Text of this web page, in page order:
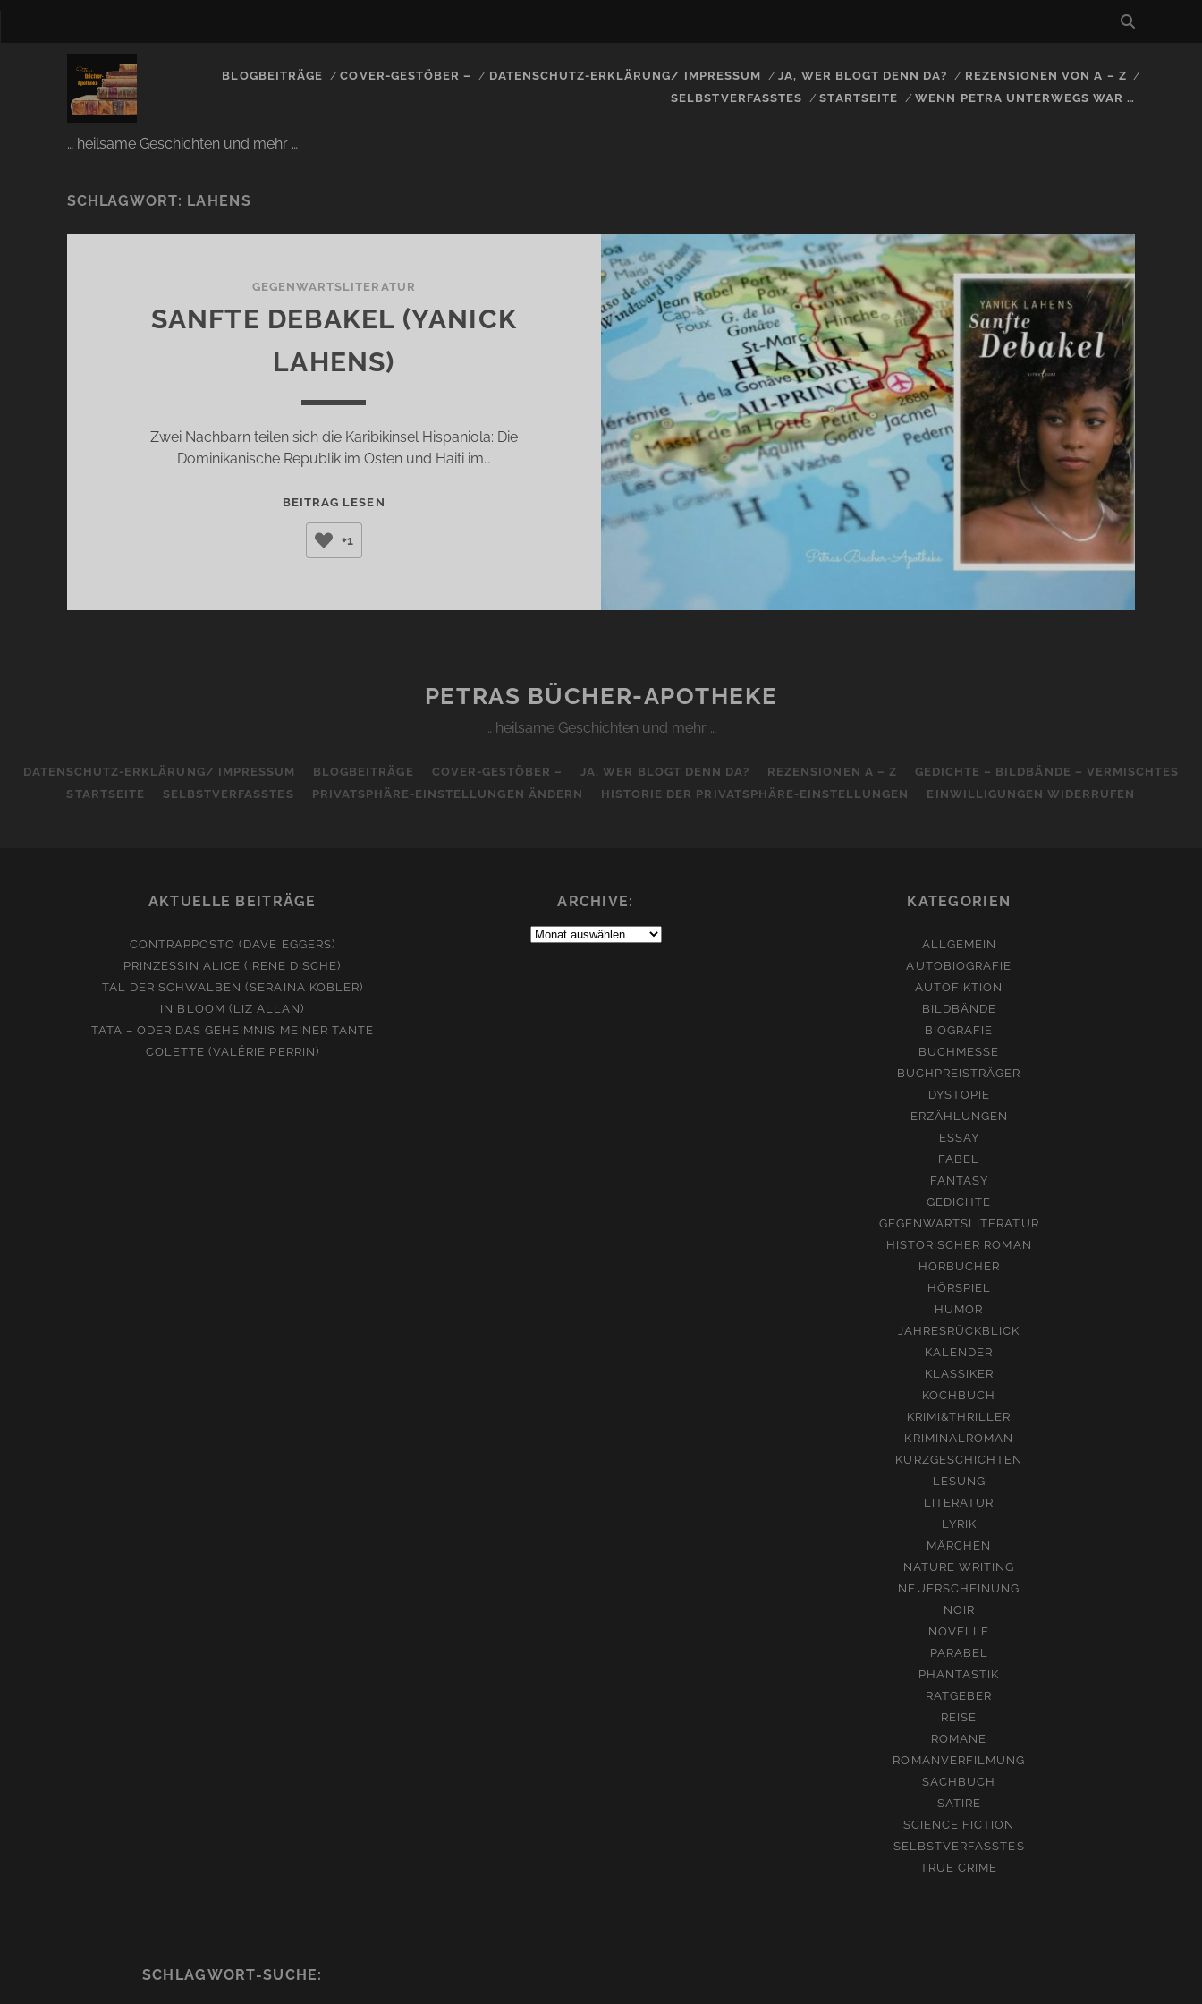
… heilsame Geschichten und mehr …
BLOGBEITRÄGE COVER-GESTÖBER – DATENSCHUTZ-ERKLÄRUNG/ IMPRESSUM JA, WER BLOGT DENN DA?
REZENSIONEN VON A – Z
SELBSTVERFASSTES
STARTSEITE WENN PETRA UNTERWEGS WAR …
SCHLAGWORT: LAHENS
GEGENWARTSLITERATUR
SANFTE DEBAKEL (YANICK
LAHENS)
Zwei Nachbarn teilen sich die Karibikinsel Hispaniola: Die
Dominikanische Republik im Osten und Haiti im…
BEITRAG LESEN
+1
PETRAS BÜCHER-APOTHEKE
… heilsame Geschichten und mehr …
DATENSCHUTZ-ERKLÄRUNG/ IMPRESSUM BLOGBEITRÄGE COVER-GESTÖBER – JA, WER BLOGT DENN DA? REZENSIONEN A – Z
GEDICHTE – BILDBÄNDE – VERMISCHTES
STARTSEITE
SELBSTVERFASSTES PRIVATSPHÄRE-EINSTELLUNGEN ÄNDERN HISTORIE DER PRIVATSPHÄRE-EINSTELLUNGEN EINWILLIGUNGEN WIDERRUFEN
AKTUELLE BEITRÄGE
CONTRAPPOSTO (DAVE EGGERS)
PRINZESSIN ALICE (IRENE DISCHE)
TAL DER SCHWALBEN (SERAINA KOBLER)
IN BLOOM (LIZ ALLAN)
TATA – ODER DAS GEHEIMNIS MEINER TANTE
COLETTE (VALÉRIE PERRIN)
ARCHIVE:
Archive:
KATEGORIEN
ALLGEMEIN
AUTOBIOGRAFIE
AUTOFIKTION
BILDBÄNDE
BIOGRAFIE
BUCHMESSE
BUCHPREISTRÄGER
DYSTOPIE
ERZÄHLUNGEN
ESSAY
FABEL
FANTASY
GEDICHTE
GEGENWARTSLITERATUR
HISTORISCHER ROMAN
HÖRBÜCHER
HÖRSPIEL
HUMOR
JAHRESRÜCKBLICK
KALENDER
KLASSIKER
KOCHBUCH
KRIMI&THRILLER
KRIMINALROMAN
KURZGESCHICHTEN
LESUNG
LITERATUR
LYRIK
MÄRCHEN
NATURE WRITING
NEUERSCHEINUNG
NOIR
NOVELLE
PARABEL
PHANTASTIK
RATGEBER
REISE
ROMANE
ROMANVERFILMUNG
SACHBUCH
SATIRE
SCIENCE FICTION
SELBSTVERFASSTES
TRUE CRIME
SCHLAGWORT-SUCHE: